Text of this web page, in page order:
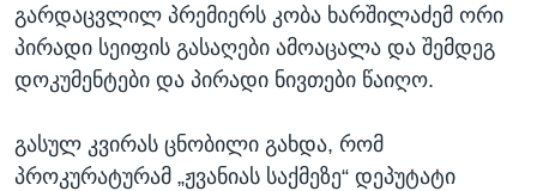
გარდაცვლილ პრემიერს კობა ხარშილაძემ ორი
პირადი სეიფის გასაღები ამოაცალა და შემდეგ
დოკუმენტები და პირადი ნივთები წაიღო.
გასულ კვირას ცნობილი გახდა, რომ
პროკურატურამ „ჟვანიას საქმეზე“ დეპუტატი